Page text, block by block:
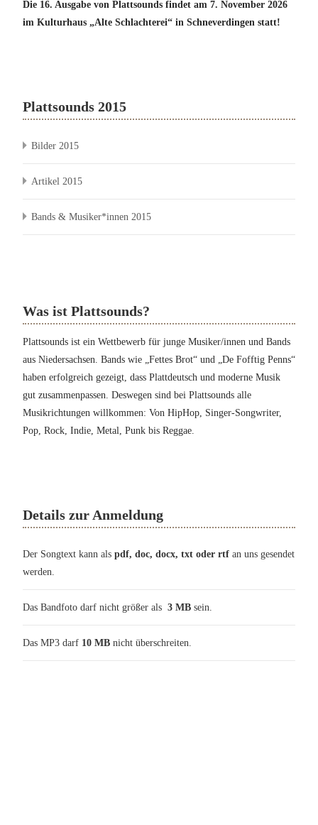
Die 16. Ausgabe von Plattsounds findet am 7. November 2026
im Kulturhaus „Alte Schlachterei“ in Schneverdingen statt!
Plattsounds 2015
Bilder 2015
Artikel 2015
Bands & Musiker*innen 2015
Was ist Plattsounds?
Plattsounds ist ein Wettbewerb für junge Musiker/innen und Bands
aus Niedersachsen. Bands wie „Fettes Brot“ und „De Fofftig Penns“
haben erfolgreich gezeigt, dass Plattdeutsch und moderne Musik
gut zusammenpassen. Deswegen sind bei Plattsounds alle
Musikrichtungen willkommen: Von HipHop, Singer-Songwriter,
Pop, Rock, Indie, Metal, Punk bis Reggae.
Details zur Anmeldung
Der Songtext kann als pdf, doc, docx, txt oder rtf an uns gesendet
werden.
Das Bandfoto darf nicht größer als 3 MB sein.
Das MP3 darf 10 MB nicht überschreiten.